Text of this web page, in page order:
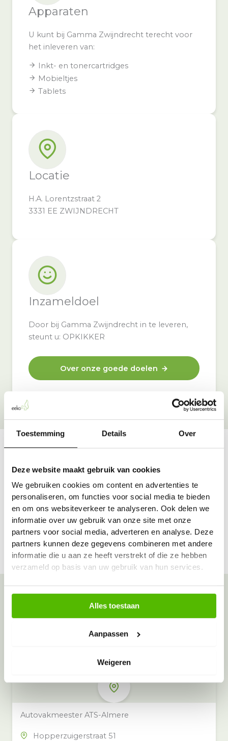
Toestemming Details Over
Deze website maakt gebruik van cookies
We gebruiken cookies om content en advertenties te
personaliseren, om functies voor social media te bieden
en om ons websiteverkeer te analyseren. Ook delen we
informatie over uw gebruik van onze site met onze
partners voor social media, adverteren en analyse. Deze
partners kunnen deze gegevens combineren met andere
informatie die u aan ze heeft verstrekt of die ze hebben
verzameld op basis van uw gebruik van hun services.
Alles toestaan
Aanpassen
Weigeren
Apparaten
U kunt bij Gamma Zwijndrecht terecht voor
het inleveren van:
Inkt- en tonercartridges
Mobieltjes
Tablets
Locatie
H.A. Lorentzstraat 2
3331 EE ZWIJNDRECHT
Inzameldoel
Door bij Gamma Zwijndrecht in te leveren,
steunt u: OPKIKKER
Over onze goede doelen
Vraag & antwoord
De meest voorkomende vragen over onze dienst vind
je hier.
Bekijk alle antwoorden
Meer inzamelpunten in de buurt
inzamelpunten in het hele land,
ook in jouw buurt.
Autovakmeester ATS-Almere
Hopperzuigerstraat 51